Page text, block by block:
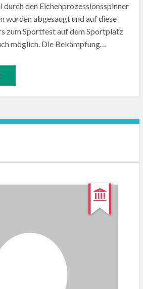
durch den Eichenprozessionsspinner
wurden abgesaugt und auf diese
zum Sportfest auf dem Sportplatz
möglich. Die Bekämpfung…